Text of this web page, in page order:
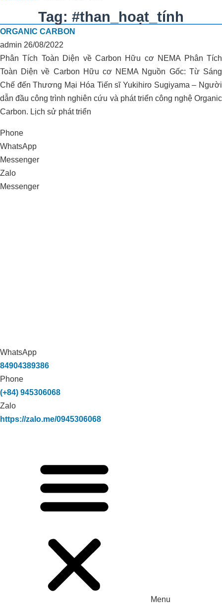
Tag: #than_hoạt_tính
ORGANIC CARBON
admin 26/08/2022
Phân Tích Toàn Diện về Carbon Hữu cơ NEMA Phân Tích
Toàn Diện về Carbon Hữu cơ NEMA Nguồn Gốc: Từ Sáng
Chế đến Thương Mại Hóa Tiến sĩ Yukihiro Sugiyama – Người
dẫn đầu công trình nghiên cứu và phát triển công nghệ Organic
Carbon. Lịch sử phát triển
Phone
WhatsApp
Messenger
Zalo
Messenger
WhatsApp
84904389386
Phone
(+84) 945306068
Zalo
https://zalo.me/0945306068
Menu